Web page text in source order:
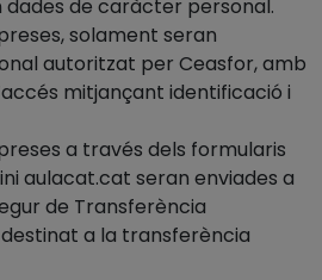
dades de caràcter personal.
solament seran
autoritzat per Ceasfor, amb
mitjançant identificació i
a través dels formularis
aulacat.cat seran enviades a
de Transferència
destinat a la transferència